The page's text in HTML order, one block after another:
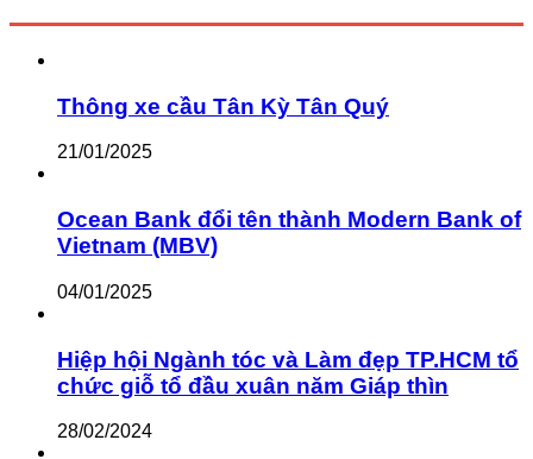
Thông xe cầu Tân Kỳ Tân Quý
21/01/2025
Ocean Bank đổi tên thành Modern Bank of
Vietnam (MBV)
04/01/2025
Hiệp hội Ngành tóc và Làm đẹp TP.HCM tổ
chức giỗ tổ đầu xuân năm Giáp thìn
28/02/2024